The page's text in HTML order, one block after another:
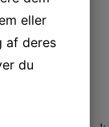
eller
af deres
du